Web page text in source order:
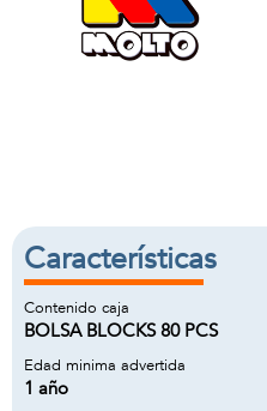
Características
Contenido caja
BOLSA BLOCKS 80 PCS
Edad minima advertida
1 año